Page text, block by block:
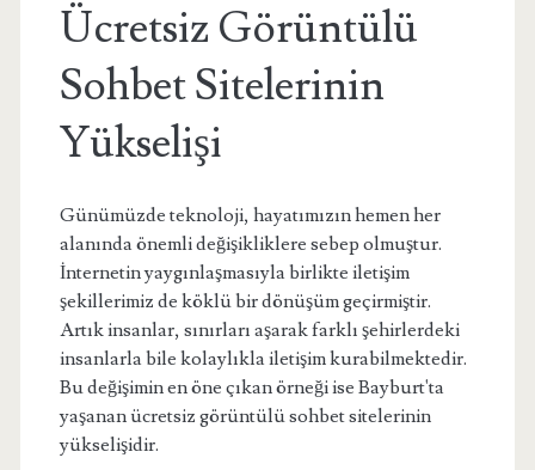
Ücretsiz Görüntülü
Sohbet Sitelerinin
Yükselişi
Günümüzde teknoloji, hayatımızın hemen her
alanında önemli değişikliklere sebep olmuştur.
İnternetin yaygınlaşmasıyla birlikte iletişim
şekillerimiz de köklü bir dönüşüm geçirmiştir.
Artık insanlar, sınırları aşarak farklı şehirlerdeki
insanlarla bile kolaylıkla iletişim kurabilmektedir.
Bu değişimin en öne çıkan örneği ise Bayburt'ta
yaşanan ücretsiz görüntülü sohbet sitelerinin
yükselişidir.